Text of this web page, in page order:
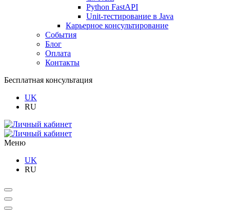
Python FastAPI
Unit-тестирование в Java
Карьерное консультирование
События
Блог
Оплата
Контакты
Бесплатная консультация
UK
RU
Меню
UK
RU